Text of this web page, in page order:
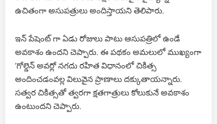
ఉచితంగా అసుపత్రులు అందిస్తాయని తెలిపారు.
ఇన్ పేషెంట్ గా ఏడు రోజులు పాటు ఆసుపత్రిలో ఉండే
అవకాశం ఉందని చెప్పారు. ఈ పథకం అమలులో ముఖ్యంగా
‘గోల్డెన్ అవర్లో నగదు రహిత విధానంలో చికిత్స
అందించడంవల్ల విలువైన ప్రాణాలు దక్కుతాయన్నారు.
సత్వర చికిత్సతో త్వరగా క్షతగాత్రులు కోలుకునే అవకాశం
ఉంటుందని చెప్పారు.